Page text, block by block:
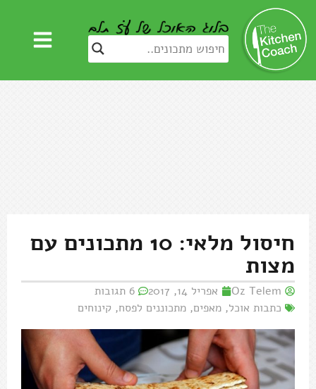
חיסול מלאי: 10 מתכונים עם
מצות
Oz Telem אפריל 14, 2017
6 תגובות
כתבות אוכל, מאפים, מתכוננים לפסח, קינוחים